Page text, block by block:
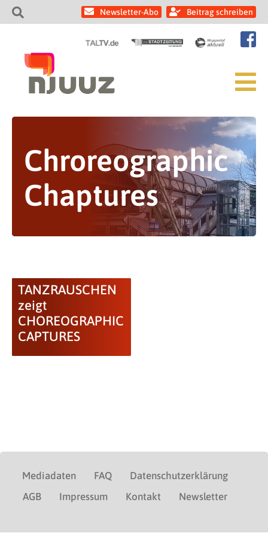
Newsletter-Abo Beitrag schreiben
Chroreographic
Chaptures
TANZRAUSCHEN
zeigt
CHOREOGRAPHIC
CAPTURES
Mediadaten FAQ
Datenschutzerklärung
AGB
Impressum Kontakt Newsletter